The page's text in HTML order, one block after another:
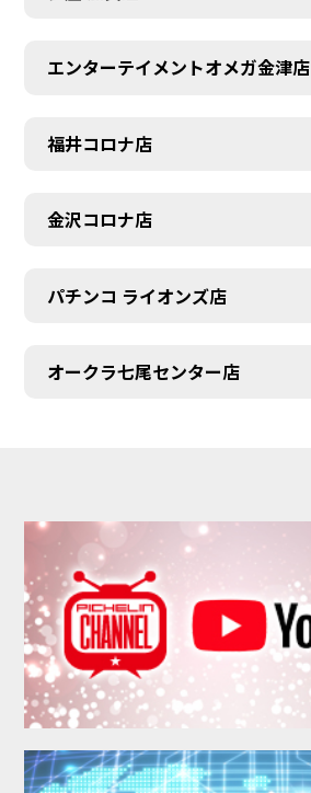
エンターテイメントオメガ金津店
福井コロナ店
金沢コロナ店
パチンコ ライオンズ店
オークラ七尾センター店